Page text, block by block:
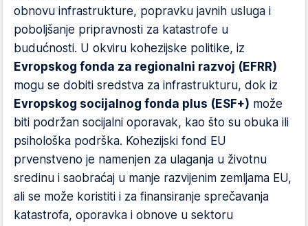
obnovu infrastrukture, popravku javnih usluga i
poboljšanje pripravnosti za katastrofe u
budućnosti. U okviru kohezijske politike, iz
Evropskog fonda za regionalni razvoj (EFRR)
mogu se dobiti sredstva za infrastrukturu, dok iz
Evropskog socijalnog fonda plus (ESF+) može
biti podržan socijalni oporavak, kao što su obuka ili
psihološka podrška. Kohezijski fond EU
prvenstveno je namenjen za ulaganja u životnu
sredinu i saobraćaj u manje razvijenim zemljama EU,
ali se može koristiti i za finansiranje sprečavanja
katastrofa, oporavka i obnove u sektoru